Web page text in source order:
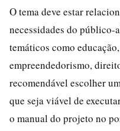
O tema deve estar
necessidades do público-
temáticos como
empreendedorismo,
recomendável escolher
que seja viável de
o manual do projeto no